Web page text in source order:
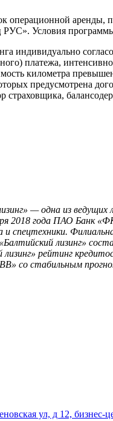
аренды,
Условия программы
индивидуально
платежа,
километра
предусмотрена
страховщика,
— одна из
2018 года ПАО Банк
спецтехники.
лизинг»
лизинг» рейтинг
со стабильным
ул, д 12,